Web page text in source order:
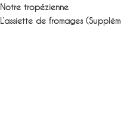
Notre tropézienne
L’assiette de fromages